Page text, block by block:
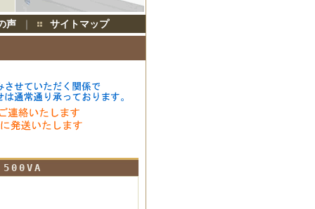
声 ｜ サイトマップ
500VA